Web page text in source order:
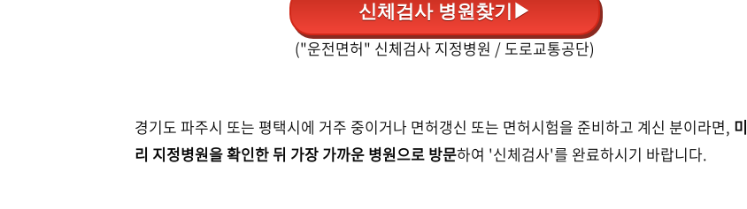
신체검사 병원찾기▶
("운전면허" 신체검사 지정병원 / 도로교통공단)
경기도 파주시 또는 평택시에 거주 중이거나 면허갱신 또는 면허시험을 준비하고 계신 분이라면, 미
리 지정병원을 확인한 뒤 가장 가까운 병원으로 방문하여 '신체검사'를 완료하시기 바랍니다.